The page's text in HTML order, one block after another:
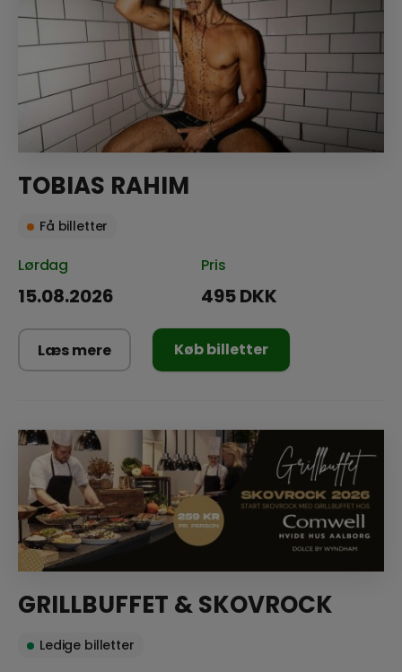
TOBIAS RAHIM
Få billetter
Lørdag
15.08.2026
Pris
495 DKK
Læs mere Køb billetter
GRILLBUFFET & SKOVROCK
Ledige billetter